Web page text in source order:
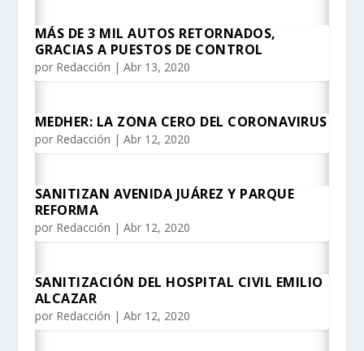
MÁS DE 3 MIL AUTOS RETORNADOS,
GRACIAS A PUESTOS DE CONTROL
por Redacción | Abr 13, 2020
MEDHER: LA ZONA CERO DEL CORONAVIRUS
por Redacción | Abr 12, 2020
SANITIZAN AVENIDA JUÁREZ Y PARQUE
REFORMA
por Redacción | Abr 12, 2020
SANITIZACIÓN DEL HOSPITAL CIVIL EMILIO
ALCAZAR
por Redacción | Abr 12, 2020